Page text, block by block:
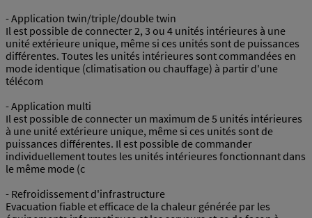
- Application twin/triple/double twin
Il est possible de connecter 2, 3 ou 4 unités intérieures à une
unité extérieure unique, même si ces unités sont de puissances
différentes. Toutes les unités intérieures sont commandées en
mode identique (climatisation ou chauffage) à partir d'une
télécom
- Application multi
Il est possible de connecter un maximum de 5 unités intérieures
à une unité extérieure unique, même si ces unités sont de
puissances différentes. Il est possible de commander
individuellement toutes les unités intérieures fonctionnant dans
le même mode (c
- Refroidissement d'infrastructure
Evacuation fiable et efficace de la chaleur générée par les